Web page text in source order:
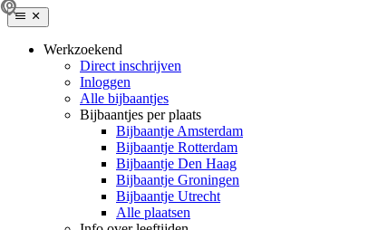
Werkzoekend
Direct inschrijven
Inloggen
Alle bijbaantjes
Bijbaantjes per plaats
Bijbaantje Amsterdam
Bijbaantje Rotterdam
Bijbaantje Den Haag
Bijbaantje Groningen
Bijbaantje Utrecht
Alle plaatsen